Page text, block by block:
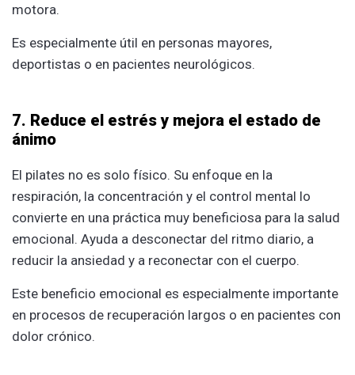
motora.
Es especialmente útil en personas mayores,
deportistas o en pacientes neurológicos.
7. Reduce el estrés y mejora el estado de
ánimo
El pilates no es solo físico. Su enfoque en la
respiración, la concentración y el control mental lo
convierte en una práctica muy beneficiosa para la salud
emocional. Ayuda a desconectar del ritmo diario, a
reducir la ansiedad y a reconectar con el cuerpo.
Este beneficio emocional es especialmente importante
en procesos de recuperación largos o en pacientes con
dolor crónico.